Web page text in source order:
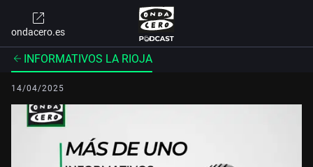
ondacero.es
INFORMATIVOS LA RIOJA
14/04/2025